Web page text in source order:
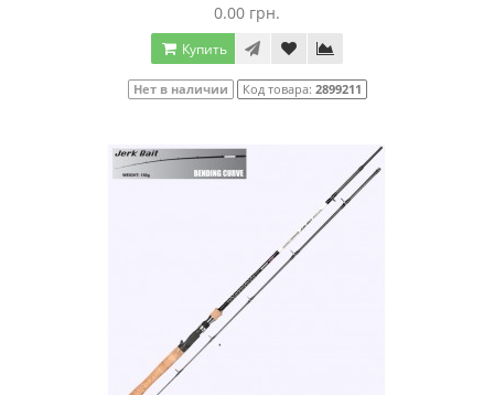
0.00 грн.
Купить
Нет в наличии Код товара: 2899211